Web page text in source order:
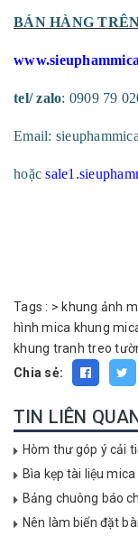
BÁN HÀNG
tel/ zalo: 0909 79
Email:
hoặc
Tags : > khung ảnh
hình mica khung
khung tranh treo
Chia sẻ:
TIN LIÊN
Hòm thư góp ý cải
Bìa kẹp tài liệu
Bảng chuông báo
Nên làm biển đặt